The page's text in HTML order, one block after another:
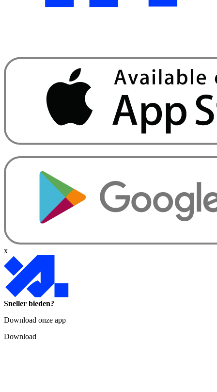
x
Sneller bieden?
Download onze app
Download